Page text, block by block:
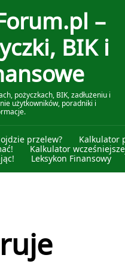
–
BIK i
pożyczkach, BIK, zadłużeniu i
użytkowników, poradniki i
przelew?
Kalkulator
Kalkulator
Leksykon Finansowy